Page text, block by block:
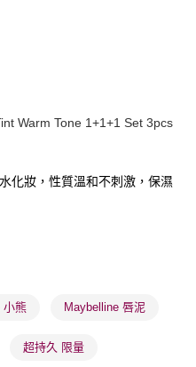
免運費
隨機分配至SF順豐速運或京東
Warm Tone 1+1+1 Set 3pcs
化妝，性質溫和不刺激，保濕
小熊 Maybelline 唇泥
超持久 限量